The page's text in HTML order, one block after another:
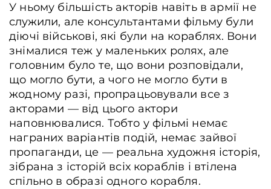
У ньому більшість акторів навіть в армії не
служили, але консультантами фільму були
діючі військові, які були на кораблях. Вони
знімалися теж у маленьких ролях, але
головним було те, що вони розповідали,
що могло бути, а чого не могло бути в
жодному разі, пропрацьовували все з
акторами — від цього актори
наповнювалися. Тобто у фільмі немає
награних варіантів подій, немає зайвої
пропаганди, це — реальна художня історія,
зібрана з історій всіх кораблів і втілена
спільно в образі одного корабля.